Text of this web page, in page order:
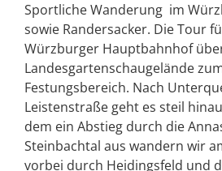
Sportliche Wanderung im
sowie Randersacker. Die Tour
Würzburger Hauptbahnhof
Landesgartenschaugelände
Festungsbereich. Nach
Leistenstraße geht es steil
dem ein Abstieg durch die
Steinbachtal aus wandern wir
vorbei durch Heidingsfeld und